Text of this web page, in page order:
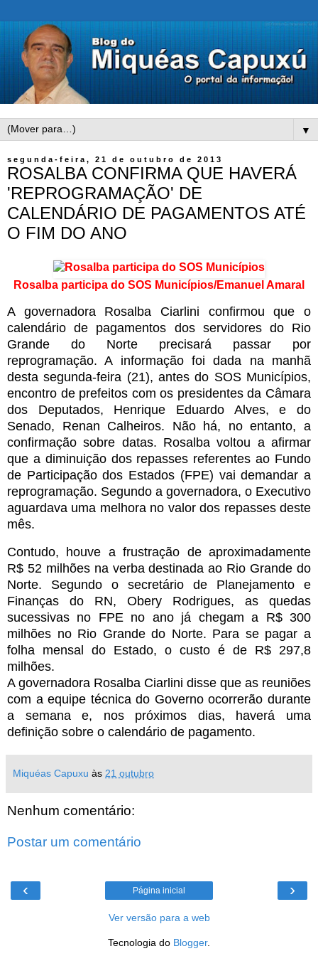
▼
segunda-feira, 21 de outubro de 2013
ROSALBA CONFIRMA QUE HAVERÁ
'REPROGRAMAÇÃO' DE
CALENDÁRIO DE PAGAMENTOS ATÉ
O FIM DO ANO
Rosalba participa do SOS Municípios/Emanuel Amaral
A governadora Rosalba Ciarlini confirmou que o
calendário de pagamentos dos servidores do Rio
Grande do Norte precisará passar por
reprogramação. A informação foi dada na manhã
desta segunda-feira (21), antes do SOS Municípios,
encontro de prefeitos com os presidentes da Câmara
dos Deputados, Henrique Eduardo Alves, e do
Senado, Renan Calheiros. Não há, no entanto, a
confirmação sobre datas. Rosalba voltou a afirmar
que a diminuição dos repasses referentes ao Fundo
de Participação dos Estados (FPE) vai demandar a
reprogramação. Segundo a governadora, o Executivo
aguardava uma melhora no valor dos repasses deste
mês.
Contudo, houve a frustração de aproximadamente
R$ 52 milhões na verba destinada ao Rio Grande do
Norte. Segundo o secretário de Planejamento e
Finanças do RN, Obery Rodrigues, as quedas
sucessivas no FPE no ano já chegam a R$ 300
milhões no Rio Grande do Norte. Para se pagar a
folha mensal do Estado, o custo é de R$ 297,8
milhões.
A governadora Rosalba Ciarlini disse que as reuniões
com a equipe técnica do Governo ocorrerão durante
a semana e, nos próximos dias, haverá uma
definição sobre o calendário de pagamento.
Miquéas Capuxu às 21 outubro
Nenhum comentário:
Postar um comentário
‹ ›
Página inicial
Ver versão para a web
Tecnologia do Blogger.